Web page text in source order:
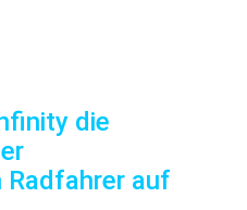
die
auf